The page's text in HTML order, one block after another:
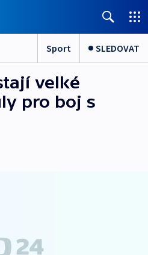
Sport SLEDOVAT
velké
pro boj s